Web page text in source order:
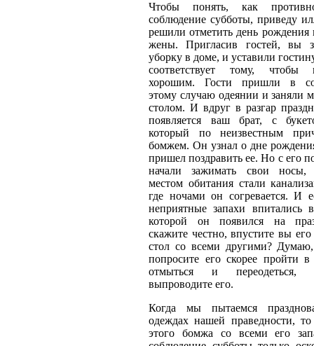
Чтобы понять, как
соблюдение субботы, приведу
решили отметить день
жены. Пригласив гостей, вы
уборку в доме, и уставили
соответствует тому, чтобы
хорошим. Гости пришли в
этому случаю одеянии и заняли
столом. И вдруг в разгар
появляется ваш брат, с
который по неизвестным
бомжем. Он узнал о дне
пришел поздравить ее. Но с его
начали зажимать свои носы,
местом обитания стали
где ночами он согревается. И
неприятные запахи впитались
которой он появился на
скажите честно, впустите вы
стол со всеми другими?
попросите его скорее пройти
отмыться и переодеться,
выпроводите его.
Когда мы пытаемся
одеждах нашей праведности,
этого бомжа со всеми его